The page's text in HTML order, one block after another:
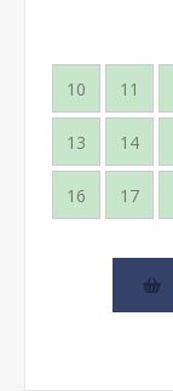
10 11
13 14
16 17